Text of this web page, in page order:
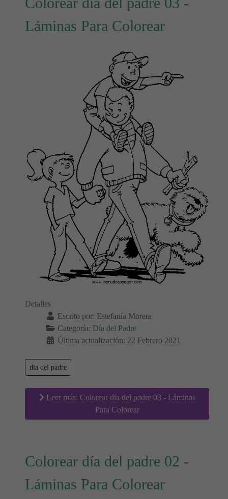
Láminas Para Colorear
Detalles
Escrito por: Estefanía Morera
Categoría: Día del Padre
Última actualización: 22 Febrero 2021
dia del padre
Leer más: Colorear día del padre 03 - Láminas
Para Colorear
Colorear día del padre 02 -
Láminas Para Colorear